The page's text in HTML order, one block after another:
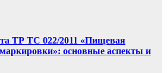
ТР ТС 022/2011 «Пищевая
основные аспекты и